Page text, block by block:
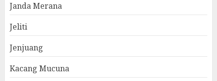
Janda Merana
Jeliti
Jenjuang
Kacang Mucuna